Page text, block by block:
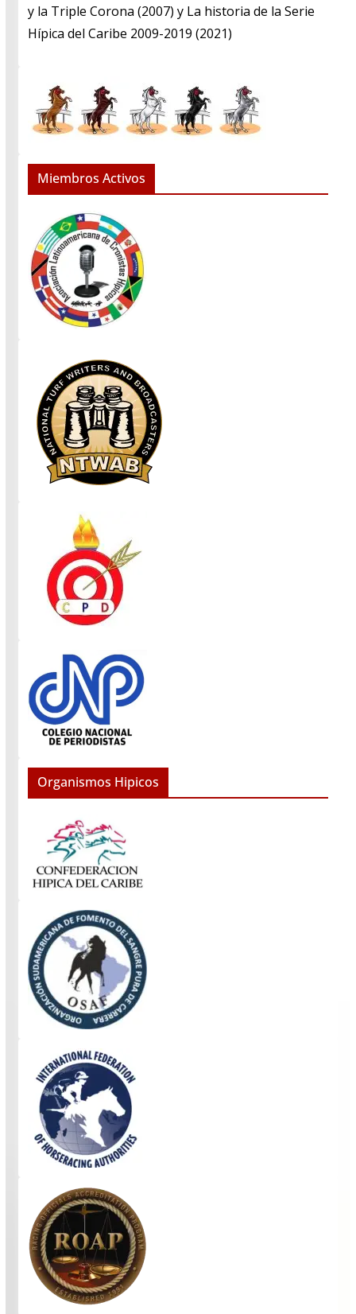
y la Triple Corona (2007) y La historia de la Serie
Hípica del Caribe 2009-2019 (2021)
Miembros Activos
Organismos Hipicos